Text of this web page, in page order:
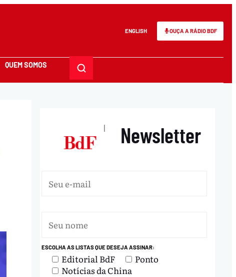
ENGLISH OUÇA A RÁDIO BDF
QUEM SOMOS
| Newsletter
ESCOLHA AS LISTAS QUE DESEJA ASSINAR:
Editorial BdF
Ponto
Notícias da China